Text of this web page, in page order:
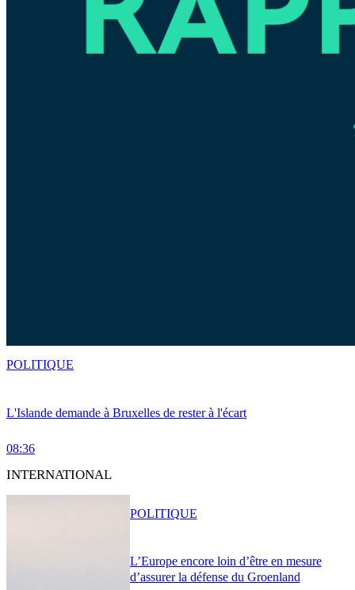
L'Islande demande à Bruxelles de rester à l'écart
08:36
POLITIQUE
INTERNATIONAL
L’Europe encore loin d’être en mesure
d’assurer la défense du Groenland
POLITIQUE